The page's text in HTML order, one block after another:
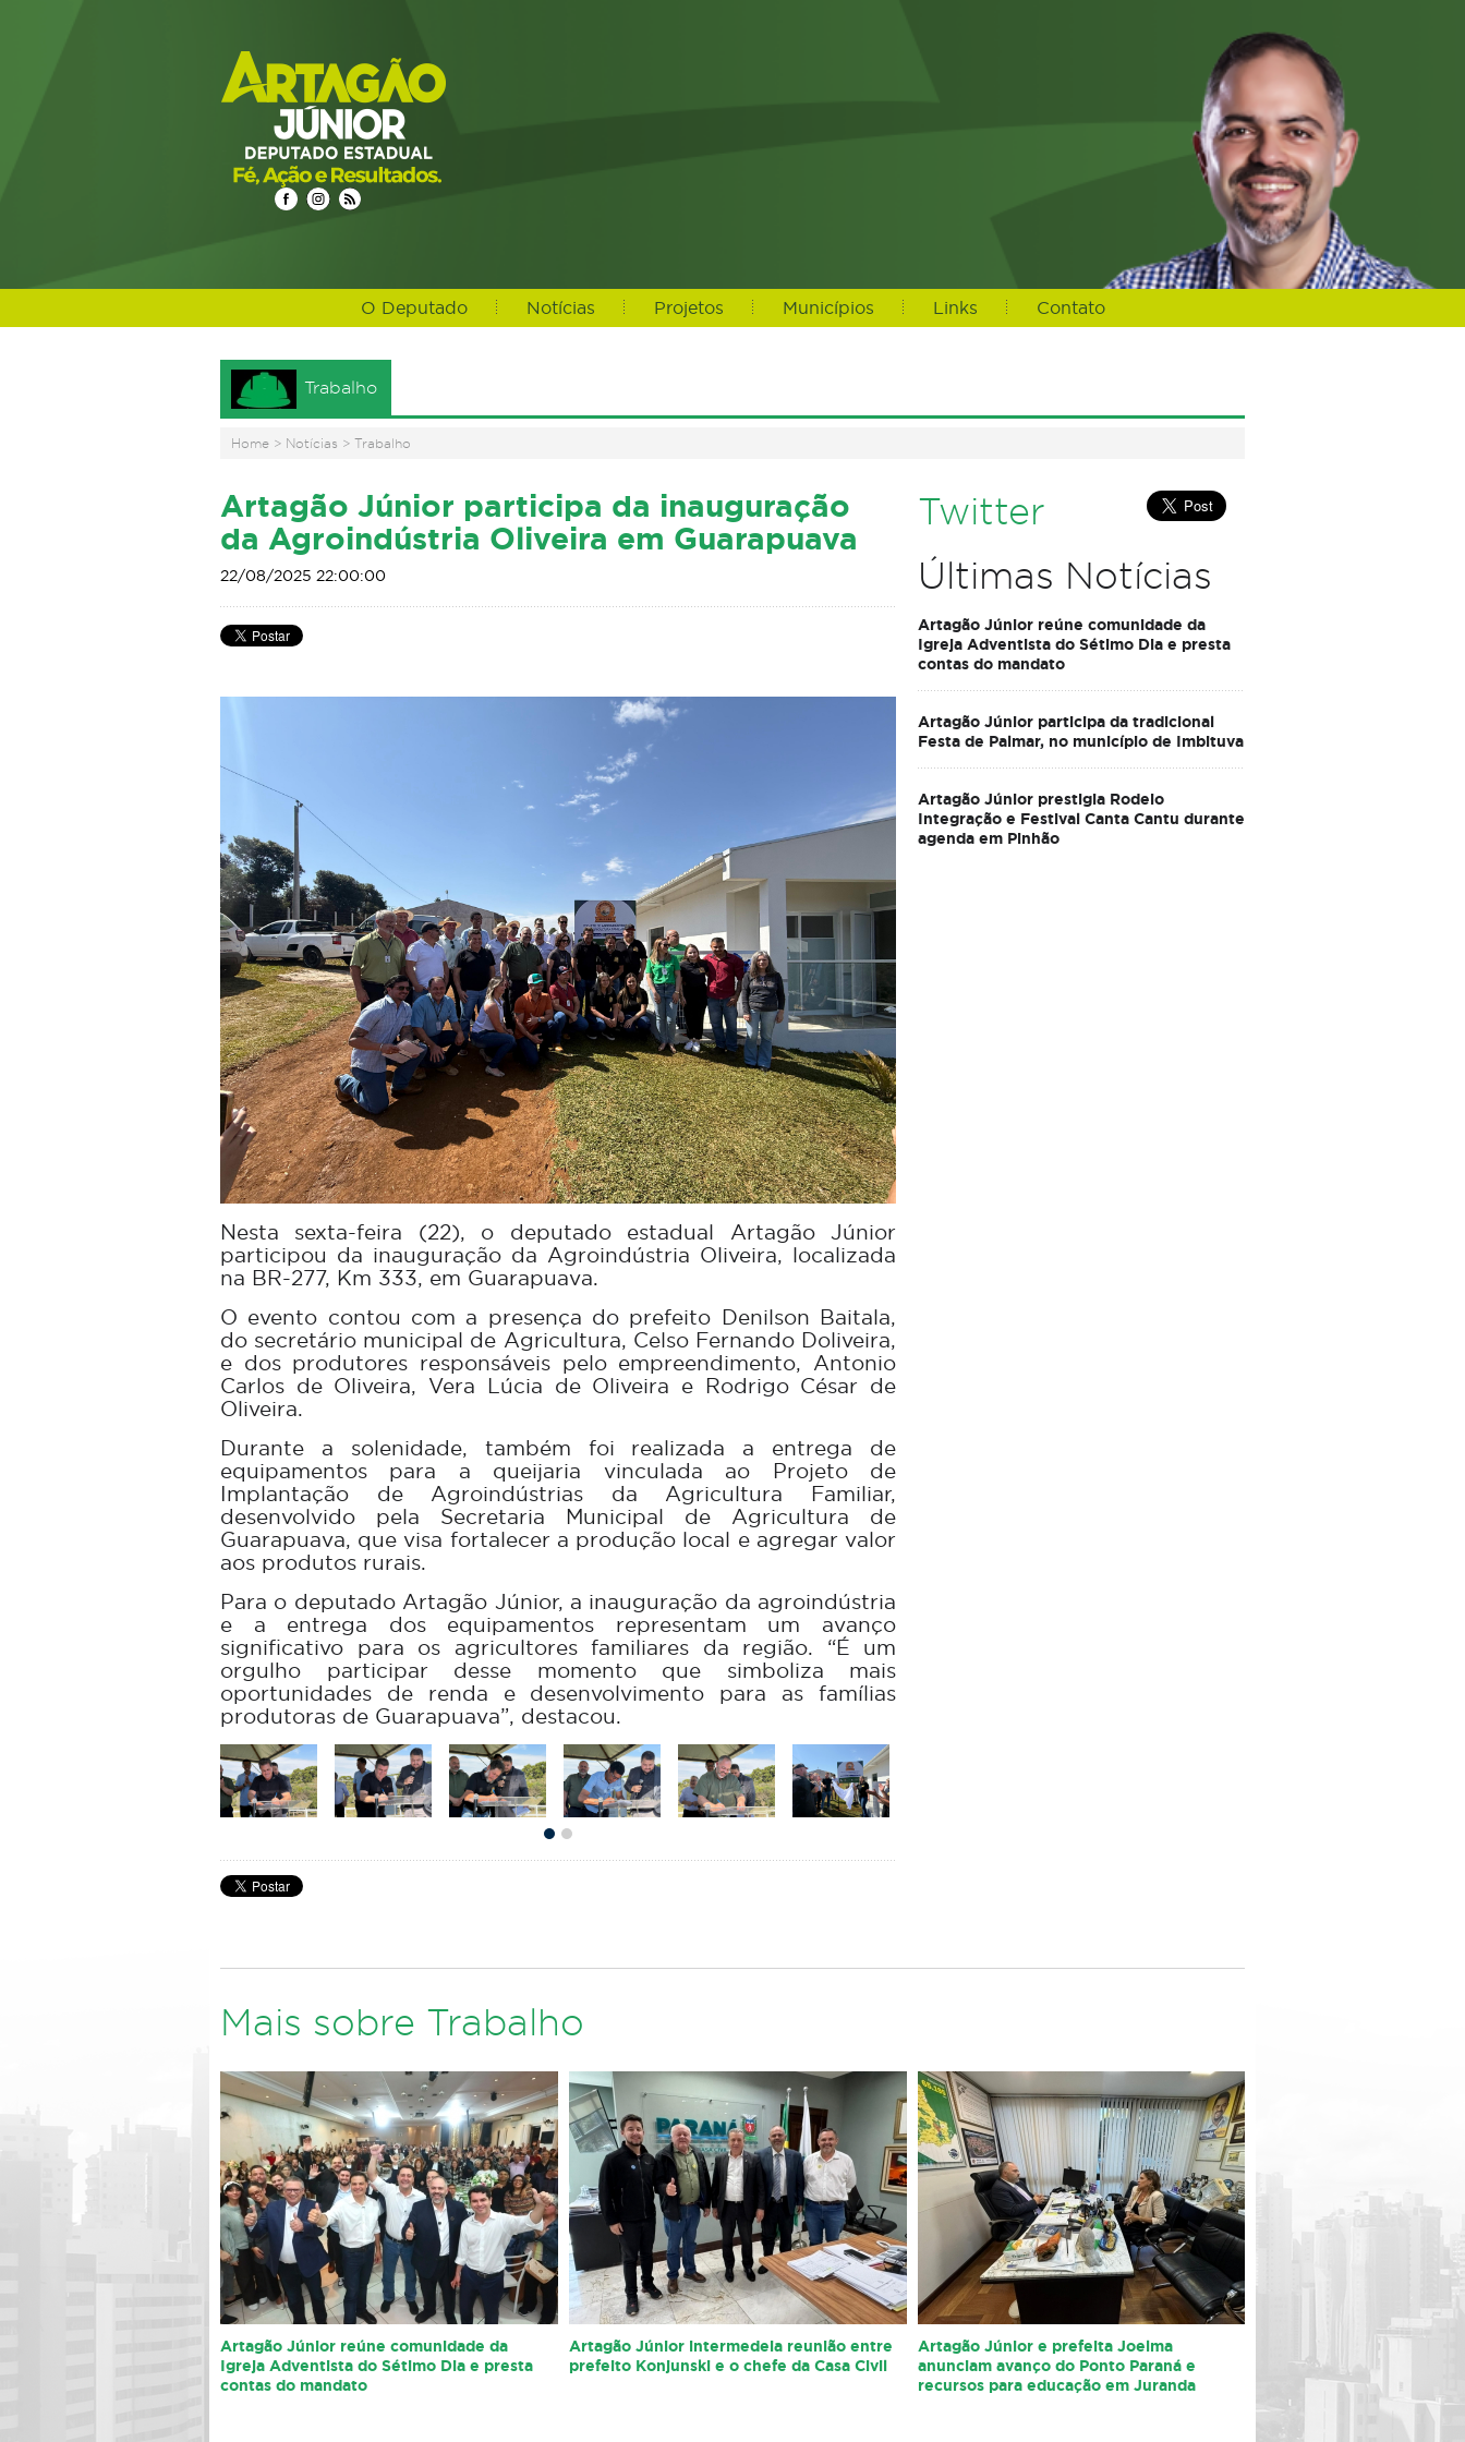
O Deputado Notícias Projetos Municípios Links Contato
Trabalho
Home > Notícias > Trabalho
Artagão Júnior participa da inauguração
da Agroindústria Oliveira em Guarapuava
22/08/2025 22:00:00
Nesta sexta-feira (22), o deputado estadual Artagão Júnior
participou da inauguração da Agroindústria Oliveira, localizada
na BR-277, Km 333, em Guarapuava.
O evento contou com a presença do prefeito Denilson Baitala,
do secretário municipal de Agricultura, Celso Fernando Doliveira,
e dos produtores responsáveis pelo empreendimento, Antonio
Carlos de Oliveira, Vera Lúcia de Oliveira e Rodrigo César de
Oliveira.
Durante a solenidade, também foi realizada a entrega de
equipamentos para a queijaria vinculada ao Projeto de
Implantação de Agroindústrias da Agricultura Familiar,
desenvolvido pela Secretaria Municipal de Agricultura de
Guarapuava, que visa fortalecer a produção local e agregar valor
aos produtos rurais.
Para o deputado Artagão Júnior, a inauguração da agroindústria
e a entrega dos equipamentos representam um avanço
significativo para os agricultores familiares da região. “É um
orgulho participar desse momento que simboliza mais
oportunidades de renda e desenvolvimento para as famílias
produtoras de Guarapuava”, destacou.
Twitter
Últimas Notícias
Artagão Júnior reúne comunidade da
Igreja Adventista do Sétimo Dia e presta
contas do mandato
Artagão Júnior participa da tradicional
Festa de Palmar, no município de Imbituva
Artagão Júnior prestigia Rodeio
Integração e Festival Canta Cantu durante
agenda em Pinhão
Mais sobre Trabalho
Artagão Júnior reúne comunidade da
Igreja Adventista do Sétimo Dia e presta
contas do mandato
Artagão Júnior intermedeia reunião entre
prefeito Konjunski e o chefe da Casa Civil
Artagão Júnior e prefeita Joelma
anunciam avanço do Ponto Paraná e
recursos para educação em Juranda